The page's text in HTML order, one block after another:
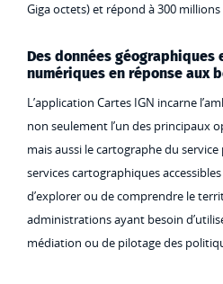
Giga octets) et répond à 300
Des données géographiques
numériques en réponse aux
L’application Cartes IGN incarne
non seulement l’un des principaux
mais aussi le cartographe du
services cartographiques
d’explorer ou de comprendre le
administrations ayant besoin
médiation ou de pilotage des